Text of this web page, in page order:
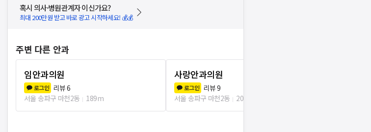
혹시 의사·병원관계자 이신가요?
최대 200만원 받고 바로 광고 시작하세요! 💰💰
주변 다른 안과
임안과의원
로그인 리뷰6
서울 송파구 마천2동
189m
사랑안과의원
로그인 리뷰9
서울 송파구 마천2동
206m